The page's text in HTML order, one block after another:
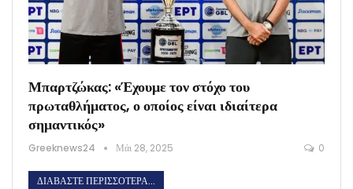
Μπαρτζώκας: «Έχουμε τον στόχο του
πρωταθλήματος, ο οποίος είναι ιδιαίτερα
σημαντικός»
Greeknews24 Μάι 28, 2025 0
ΔΙΑΒΆΣΤΕ ΠΕΡΙΣΣΌΤΕΡΑ...